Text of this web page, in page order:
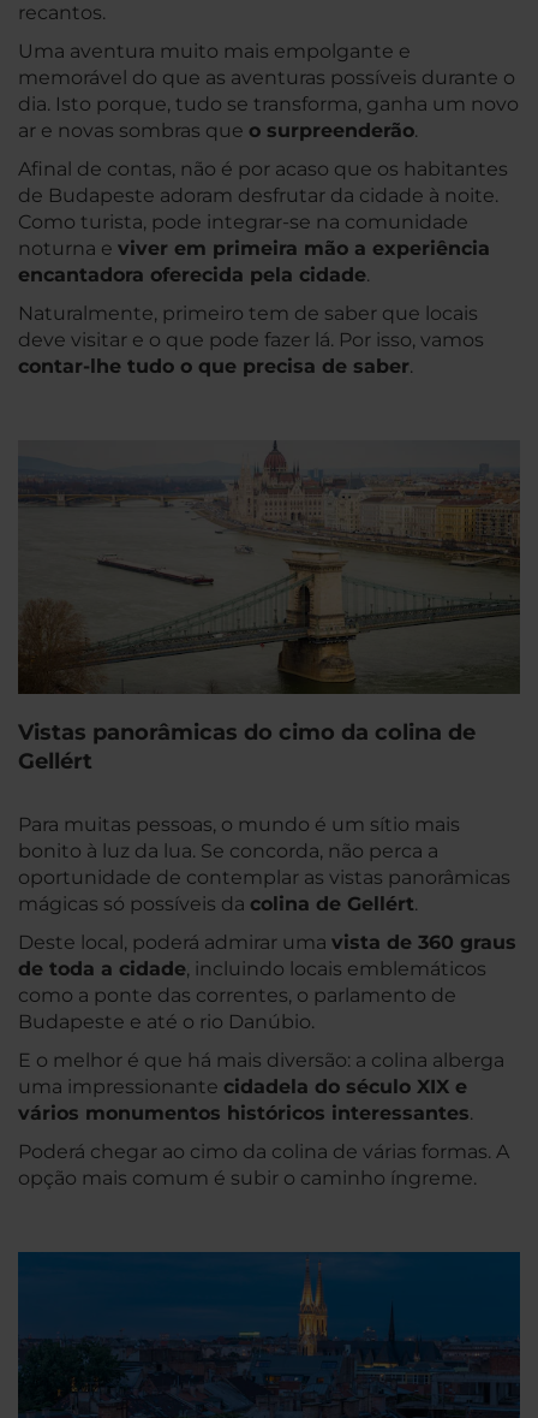
recantos.
Uma aventura muito mais empolgante e
memorável do que as aventuras possíveis durante o
dia. Isto porque, tudo se transforma, ganha um novo
ar e novas sombras que o surpreenderão.
Afinal de contas, não é por acaso que os habitantes
de Budapeste adoram desfrutar da cidade à noite.
Como turista, pode integrar-se na comunidade
noturna e viver em primeira mão a experiência
encantadora oferecida pela cidade.
Naturalmente, primeiro tem de saber que locais
deve visitar e o que pode fazer lá. Por isso, vamos
contar-lhe tudo o que precisa de saber.
Vistas panorâmicas do cimo da colina de
Gellért
Para muitas pessoas, o mundo é um sítio mais
bonito à luz da lua. Se concorda, não perca a
oportunidade de contemplar as vistas panorâmicas
mágicas só possíveis da colina de Gellért.
Deste local, poderá admirar uma vista de 360 graus
de toda a cidade, incluindo locais emblemáticos
como a ponte das correntes, o parlamento de
Budapeste e até o rio Danúbio.
E o melhor é que há mais diversão: a colina alberga
uma impressionante cidadela do século XIX e
vários monumentos históricos interessantes.
Poderá chegar ao cimo da colina de várias formas. A
opção mais comum é subir o caminho íngreme.